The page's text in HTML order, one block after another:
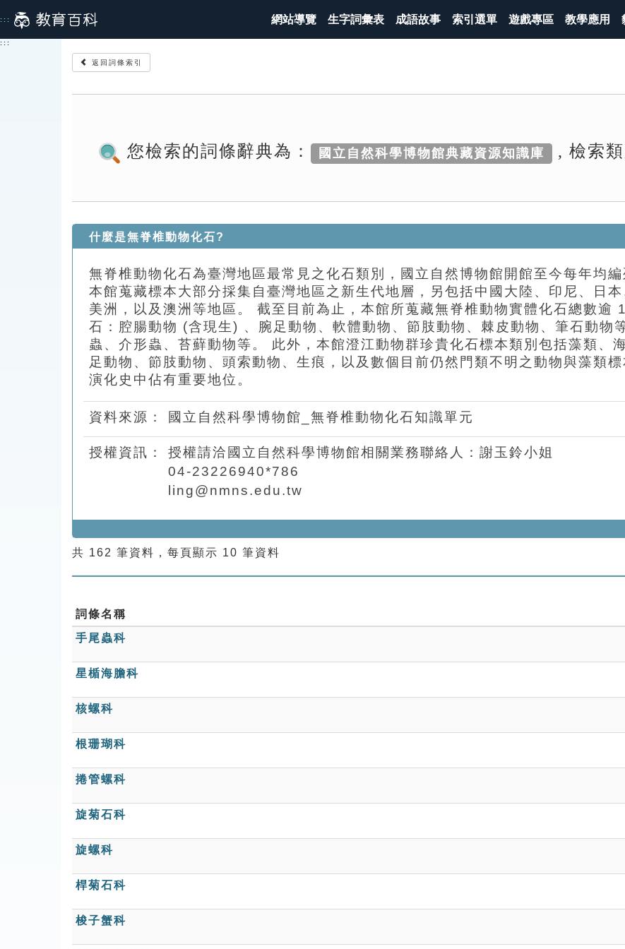
到
主
::: 網站導覽 生字詞彙表 成語故事 索引選單 遊戲專區 教學應用
:::
返回詞條索引
您檢索的詞條辭典為： 國立自然科學博物館典藏資源知識庫 , 檢索類
什麼是無脊椎動物化石?
無脊椎動物化石為臺灣地區最常見之化石類別，國立自然博物館開館至今每年均
本館蒐藏標本大部分採集自臺灣地區之新生代地層，另包括中國大陸、印尼、日
美洲，以及澳洲等地區。 截至目前為止，本館所蒐藏無脊椎動物實體化石總數
石：腔腸動物 (含現生) 、腕足動物、軟體動物、節肢動物、棘皮動物、筆石動物
蟲、介形蟲、苔蘚動物等。 此外，本館澄江動物群珍貴化石標本類別包括藻類、
足動物、節肢動物、頭索動物、生痕，以及數個目前仍然門類不明之動物與藻類
演化史中佔有重要地位。
資料來源： 國立自然科學博物館_無脊椎動物化石知識單元
授權資訊：
授權請洽國立自然科學博物館相關業務聯絡人：謝玉鈴小姐
04-23226940*786
ling@nmns.edu.tw
共 162 筆資料，每頁顯示 10 筆資料
詞條名稱
手尾蟲科
星楯海膽科
核螺科
根珊瑚科
捲管螺科
旋菊石科
旋螺科
桿菊石科
梭子蟹科